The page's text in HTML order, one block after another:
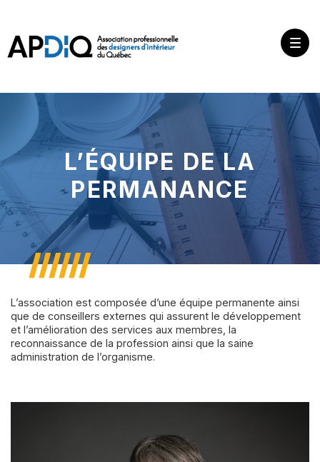
L’ÉQUIPE DE LA
PERMANANCE
L’association est composée d’une équipe permanente ainsi
que de conseillers externes qui assurent le développement
et l’amélioration des services aux membres, la
reconnaissance de la profession ainsi que la saine
administration de l’organisme.